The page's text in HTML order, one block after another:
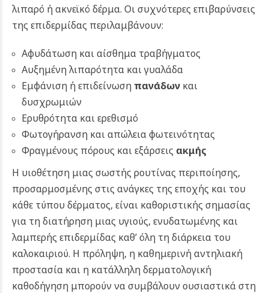
λιπαρό ή ακνεϊκό δέρμα. Οι συχνότερες επιβαρύνσεις
της επιδερμίδας περιλαμβάνουν:
Αφυδάτωση και αίσθημα τραβήγματος
Αυξημένη λιπαρότητα και γυαλάδα
Εμφάνιση ή επιδείνωση πανάδων και
δυσχρωμιών
Ερυθρότητα και ερεθισμό
Φωτογήρανση και απώλεια φωτεινότητας
Φραγμένους πόρους και εξάρσεις ακμής
Η υιοθέτηση μιας σωστής ρουτίνας περιποίησης,
προσαρμοσμένης στις ανάγκες της εποχής και του
κάθε τύπου δέρματος, είναι καθοριστικής σημασίας
για τη διατήρηση μιας υγιούς, ενυδατωμένης και
λαμπερής επιδερμίδας καθ’ όλη τη διάρκεια του
καλοκαιριού. Η πρόληψη, η καθημερινή αντηλιακή
προστασία και η κατάλληλη δερματολογική
καθοδήγηση μπορούν να συμβάλουν ουσιαστικά στη